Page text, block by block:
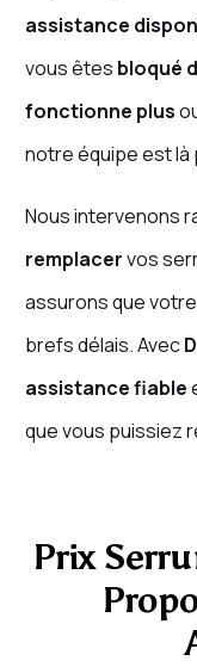
assistance
vous êtes bloqué
fonctionne plus
notre équipe est
Nous intervenons
remplacervos
assurons que votre
brefs délais. Avec
assistance fiable
que vous puissiez
Prix